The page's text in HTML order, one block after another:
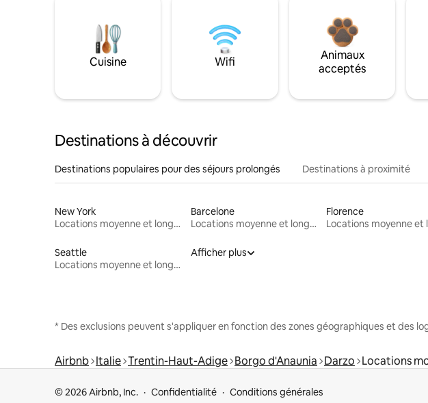
Cuisine Wifi
Animaux
acceptés
Destinations à découvrir
Destinations populaires pour des séjours prolongés Destinations à proximité
New York
Locations moyenne et longue durée
Barcelone
Locations moyenne et longue durée
Florence
Seattle
Locations moyenne et longue durée
Afficher plus
* Des exclusions peuvent s'appliquer en fonction des zones géographiques et des
Airbnb Italie Trentin-Haut-Adige Borgo d'Anaunia Darzo Locations
© 2026 Airbnb, Inc. Confidentialité Conditions générales